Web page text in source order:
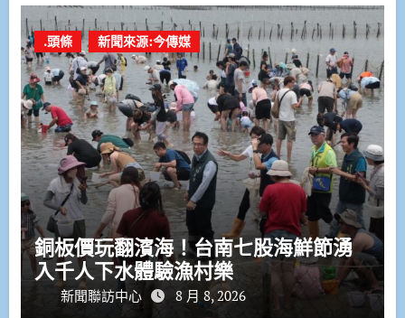
.頭條 新聞來源:今傳媒
銅板價玩翻濱海！台南七股海鮮節湧
入千人下水體驗漁村樂
新聞聯訪中心 8 月 8, 2026